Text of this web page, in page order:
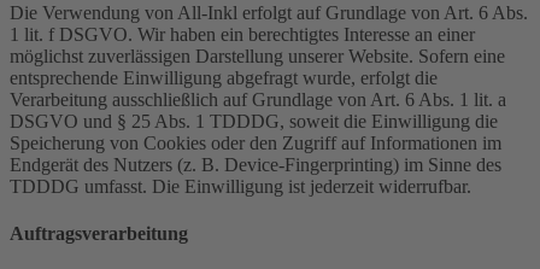
Die Verwendung von All-Inkl erfolgt auf Grundlage von Art. 6 Abs.
1 lit. f DSGVO. Wir haben ein berechtigtes Interesse an einer
möglichst zuverlässigen Darstellung unserer Website. Sofern eine
entsprechende Einwilligung abgefragt wurde, erfolgt die
Verarbeitung ausschließlich auf Grundlage von Art. 6 Abs. 1 lit. a
DSGVO und § 25 Abs. 1 TDDDG, soweit die Einwilligung die
Speicherung von Cookies oder den Zugriff auf Informationen im
Endgerät des Nutzers (z. B. Device-Fingerprinting) im Sinne des
TDDDG umfasst. Die Einwilligung ist jederzeit widerrufbar.
Auftragsverarbeitung